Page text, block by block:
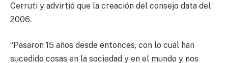
Cerruti y advirtió que la creación del consejo data del
2006.
“Pasaron 15 años desde entonces, con lo cual han
sucedido cosas en la sociedad y en el mundo y nos